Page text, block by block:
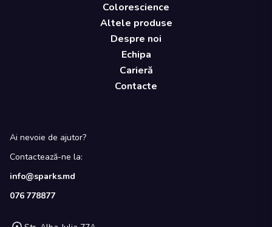
Colorescience
Altele produse
Despre noi
Echipa
Carieră
Contacte
Ai nevoie de ajutor?
Contactează-ne la:
info@sparks.md
076 778877